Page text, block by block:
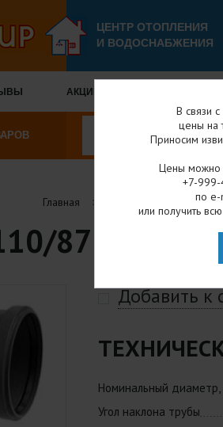
ЦЕНТР ОТОПЛЕНИЯ
И ВОДОСНАБЖЕНИЯ
АКЦИИ И СКИДКИ
Главная
87°
Добавить к
Номинальный
Угол наклона трубы
В связи
цены на
Приносим
Цены можно
+7-
по
или получить